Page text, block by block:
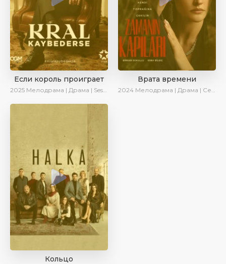
Если король проиграет
2025 Мелодрама | Драма | SesDizi | Ирина Котова | AlisaDirilis | Turok1990 | Новинки | Сериалы 2025
Врата времени
2024 Мелодрама | Драма | Сериалы 2024
Кольцо